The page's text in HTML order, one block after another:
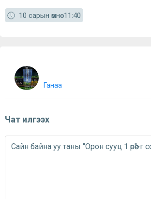
10 сарын өмнө 11:40
Ганаа
Чат илгээх